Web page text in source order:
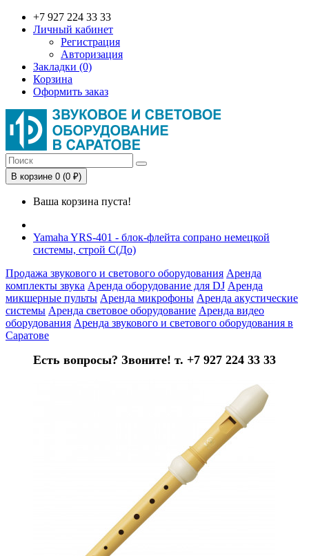
+7 927 224 33 33
Личный кабинет
Регистрация
Авторизация
Закладки (0)
Корзина
Оформить заказ
В корзине 0 (0 ₽)
Ваша корзина пуста!
Yamaha YRS-401 - блок-флейта сопрано немецкой
системы, строй C(До)
Продажа звукового и светового оборудования Аренда
комплекты звука Аренда оборудование для DJ Аренда
микшерные пульты Аренда микрофоны Аренда акустические
системы Аренда световое оборудование Аренда видео
оборудования Аренда звукового и светового оборудования в
Саратове
Есть вопросы? Звоните! т. +7 927 224 33 33